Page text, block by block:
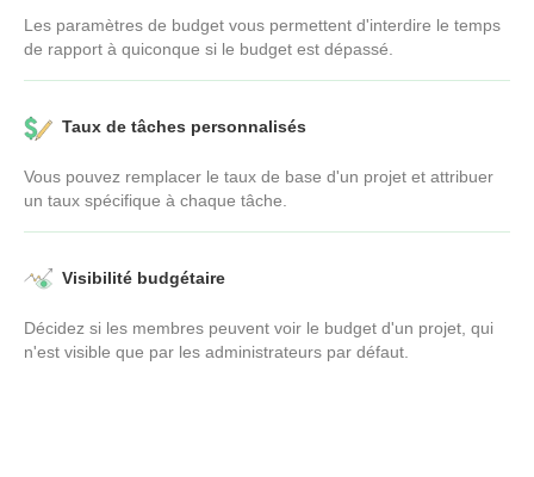
Les paramètres de budget vous permettent d'interdire le temps
de rapport à quiconque si le budget est dépassé.
Taux de tâches personnalisés
Vous pouvez remplacer le taux de base d'un projet et attribuer
un taux spécifique à chaque tâche.
Visibilité budgétaire
Décidez si les membres peuvent voir le budget d'un projet, qui
n'est visible que par les administrateurs par défaut.